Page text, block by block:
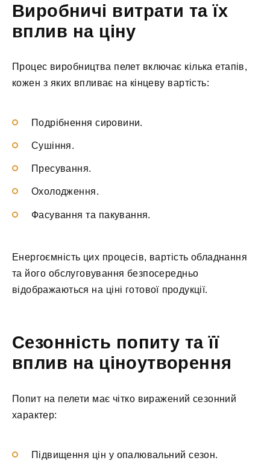
Виробничі витрати та їх
вплив на ціну
Процес виробництва пелет включає кілька етапів,
кожен з яких впливає на кінцеву вартість:
Подрібнення сировини.
Сушіння.
Пресування.
Охолодження.
Фасування та пакування.
Енергоємність цих процесів, вартість обладнання
та його обслуговування безпосередньо
відображаються на ціні готової продукції.
Сезонність попиту та її
вплив на ціноутворення
Попит на пелети має чітко виражений сезонний
характер:
Підвищення цін у опалювальний сезон.